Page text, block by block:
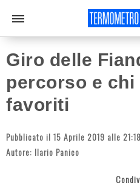
Giro delle
percorso e chi
favoriti
Pubblicato il 15 Aprile 2019 alle 21:18
Autore: Ilario Panico